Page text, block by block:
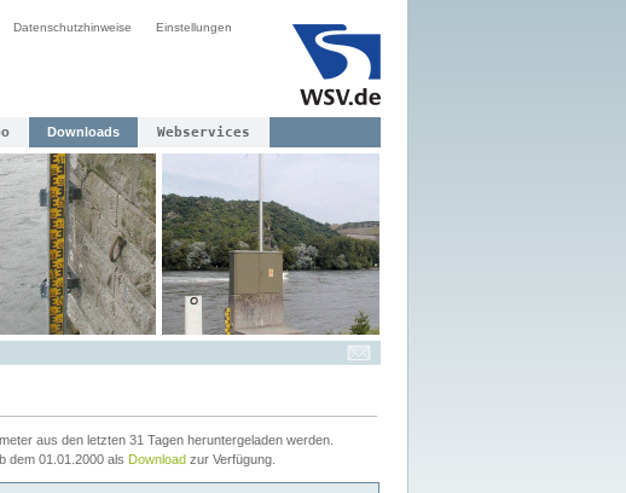
Datenschutzhinweise Einstellungen
Downloads Webservices
aus den letzten 31 Tagen heruntergeladen werden.
dem 01.01.2000 als Download zur Verfügung.